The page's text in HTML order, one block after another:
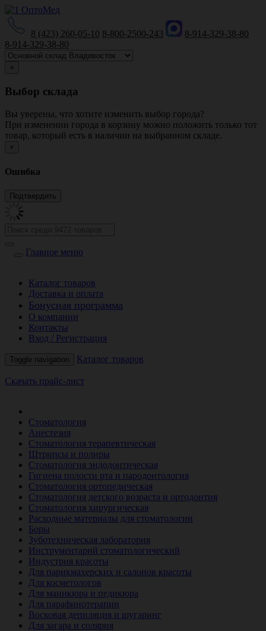
8 (423) 260-05-10 8-800-2500-243
8-914-329-38-80
8-914-329-38-80
×
Выбор склада
Вы уверены, что хотите изменить выбор города?
При изменении города в корзину можно положить только тот
товар, который есть в наличии на выбранном складе.
×
Ошибка
Главное меню
Каталог товаров
Доставка и оплата
Бонусная программа
О компании
Контакты
Вход / Регистрация
Toggle navigation Каталог товаров
Скачать прайс-лист
Стоматология
Анестезия
Стоматология терапевтическая
Штрипсы и полиры
Стоматология эндодонтическая
Гигиена полости рта и пародонтология
Стоматология ортопедическая
Стоматология детского возраста и ортодонтия
Стоматология хирургическая
Расходные материалы для стоматологии
Боры
Зуботехническая лаборатория
Инструментарий стоматологический
Индустрия красоты
Для парикмахерских и салонов красоты
Для косметологов
Для маникюра и педикюра
Для парафинотерапии
Восковая депиляция и шугаринг
Для загара и солярия